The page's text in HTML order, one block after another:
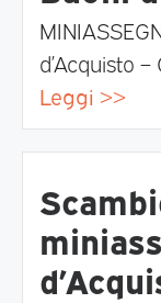
d’Acquisto –
Leggi >>